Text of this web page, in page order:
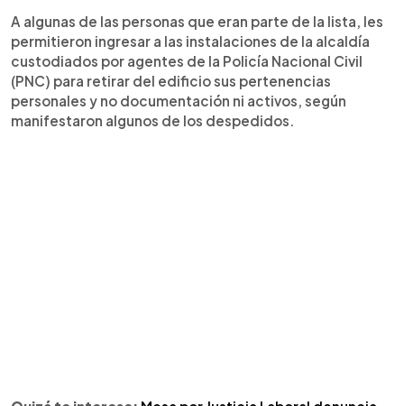
A algunas de las personas que eran parte de la lista, les
permitieron ingresar a las instalaciones de la alcaldía
custodiados por agentes de la Policía Nacional Civil
(PNC) para retirar del edificio sus pertenencias
personales y no documentación ni activos, según
manifestaron algunos de los despedidos.